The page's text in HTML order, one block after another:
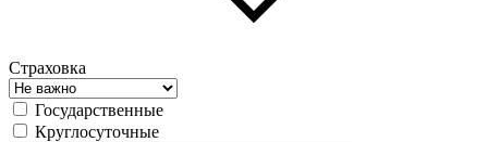
Страховка
Государственные
Круглосуточные